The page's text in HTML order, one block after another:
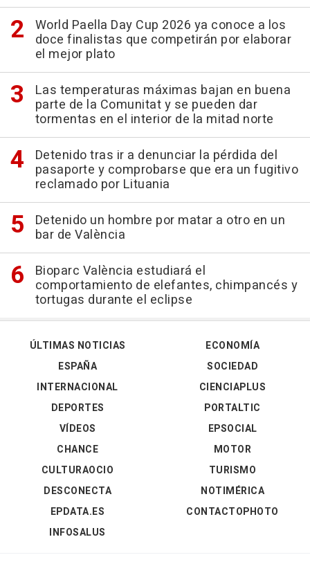
World Paella Day Cup 2026 ya conoce a los
doce finalistas que competirán por elaborar
el mejor plato
Las temperaturas máximas bajan en buena
parte de la Comunitat y se pueden dar
tormentas en el interior de la mitad norte
Detenido tras ir a denunciar la pérdida del
pasaporte y comprobarse que era un fugitivo
reclamado por Lituania
Detenido un hombre por matar a otro en un
bar de València
Bioparc València estudiará el
comportamiento de elefantes, chimpancés y
tortugas durante el eclipse
ÚLTIMAS NOTICIAS
ESPAÑA
INTERNACIONAL
DEPORTES
VÍDEOS
ECONOMÍA
SOCIEDAD
CIENCIAPLUS
PORTALTIC
EPSOCIAL
CHANCE
CULTURAOCIO
DESCONECTA
EPDATA.ES
INFOSALUS
MOTOR
TURISMO
NOTIMÉRICA
CONTACTOPHOTO